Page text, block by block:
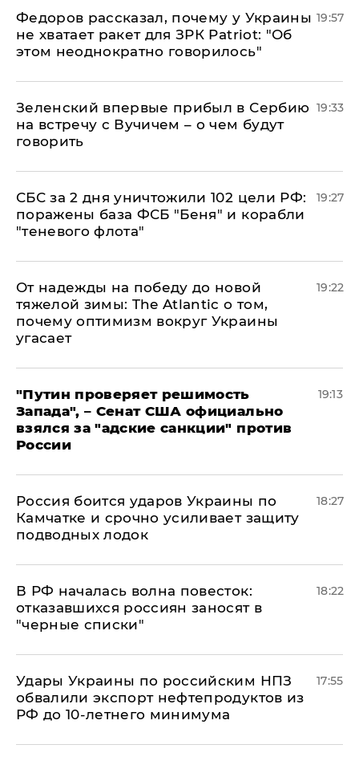
Федоров рассказал, почему у Украины
не хватает ракет для ЗРК Patriot: "Об
этом неоднократно говорилось"
19:57
Зеленский впервые прибыл в Сербию
на встречу с Вучичем – о чем будут
говорить
19:33
СБС за 2 дня уничтожили 102 цели РФ:
поражены база ФСБ "Беня" и корабли
"теневого флота"
19:27
От надежды на победу до новой
тяжелой зимы: The Atlantic о том,
почему оптимизм вокруг Украины
угасает
19:22
"Путин проверяет решимость
Запада", – Сенат США официально
взялся за "адские санкции" против
России
19:13
Россия боится ударов Украины по
Камчатке и срочно усиливает защиту
подводных лодок
18:27
​В РФ началась волна повесток:
отказавшихся россиян заносят в
"черные списки"
18:22
Удары Украины по российским НПЗ
обвалили экспорт нефтепродуктов из
РФ до 10-летнего минимума
17:55